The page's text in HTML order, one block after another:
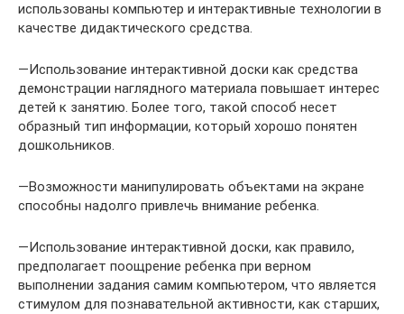
использованы компьютер и интерактивные технологии в
качестве дидактического средства.
—Использование интерактивной доски как средства
демонстрации наглядного материала повышает интерес
детей к занятию. Более того, такой способ несет
образный тип информации, который хорошо понятен
дошкольников.
—Возможности манипулировать объектами на экране
способны надолго привлечь внимание ребенка.
—Использование интерактивной доски, как правило,
предполагает поощрение ребенка при верном
выполнении задания самим компьютером, что является
стимулом для познавательной активности, как старших,